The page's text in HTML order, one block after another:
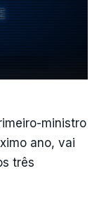
ministro
ano, vai
três